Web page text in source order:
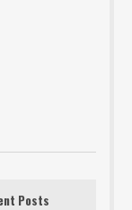
Posts